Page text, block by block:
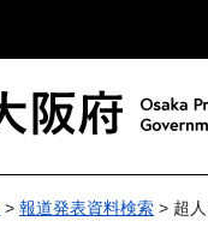
> 報道発表資料検索 > 超